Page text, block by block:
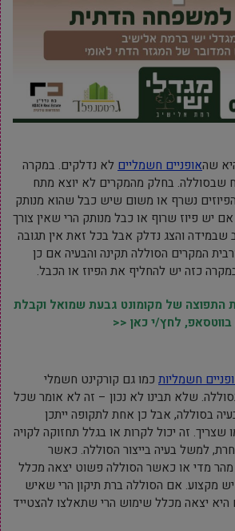
שהאופניים חשמליים לא נדלקים. במקרה
שבסוללה. בחלק מהמקרים לא יוצא מתח
נשרף או משום שיש כבל שהוא מנותק
יש פיוז שרוף או כבל מנותק הרי שאין צורך
שבמידה והצג נדלק אבל בכל זאת אין תגובה
המקרים הסוללה תקינה והבעיה אם כן
כזה יש להחליף את הפיוז או הכבל.
התפוצה של מקומונט גבעת שמואל וקבלת
לחץ/י כאן <<
חשמליות כמו גם קורקינט חשמלי
שלא תבינו לא נכון – זה לא אומר שכל
בסוללה, אבל כן אחת לתקופה ייתכן
זה יכול לקרות או בגלל תחזוקה לקויה
למשל בעיה בייצור הסוללה. כאשר
מהר מדי או כאשר הסוללה פשוט יצאה מכלל
מקצוע. אם הסוללה ברת תיקון הרי שאיש
היא יצאה מכלל שימוש הרי שתאלצו להצטייד